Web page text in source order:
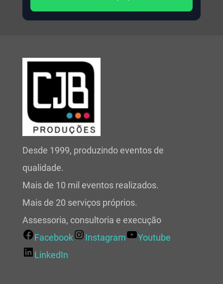
Desde 1999, produzindo eventos de
qualidade.
Mais de 10 mil eventos realizados.
Mais de 20 serviços próprios.
Assessoria, consultoria e execução
Facebook
Instagram
Youtube
LinkedIn